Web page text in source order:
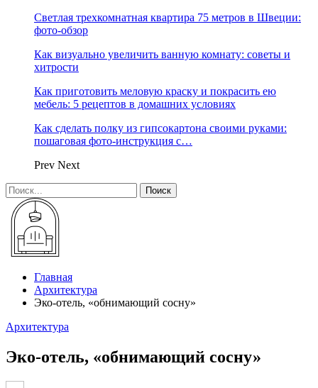
Светлая трехкомнатная квартира 75 метров в Швеции:
фото-обзор
Как визуально увеличить ванную комнату: советы и
хитрости
Как приготовить меловую краску и покрасить ею
мебель: 5 рецептов в домашних условиях
Как сделать полку из гипсокартона своими руками:
пошаговая фото-инструкция с…
Prev Next
Главная
Архитектура
Эко-отель, «обнимающий сосну»
Архитектура
Эко-отель, «обнимающий сосну»